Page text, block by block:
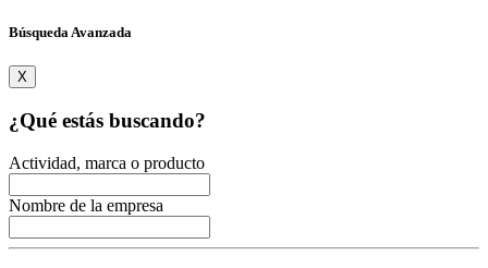
Búsqueda Avanzada
X
¿Qué estás buscando?
Actividad, marca o producto
Nombre de la empresa